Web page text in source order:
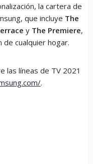
la cartera de
que incluye The
y The Premiere,
de cualquier hogar.
las líneas de TV 2021
.